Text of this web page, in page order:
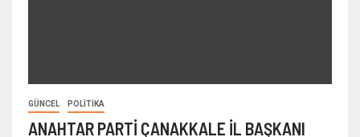
GÜNCEL POLITIKA
ANAHTAR PARTİ ÇANAKKALE İL BAŞKANI